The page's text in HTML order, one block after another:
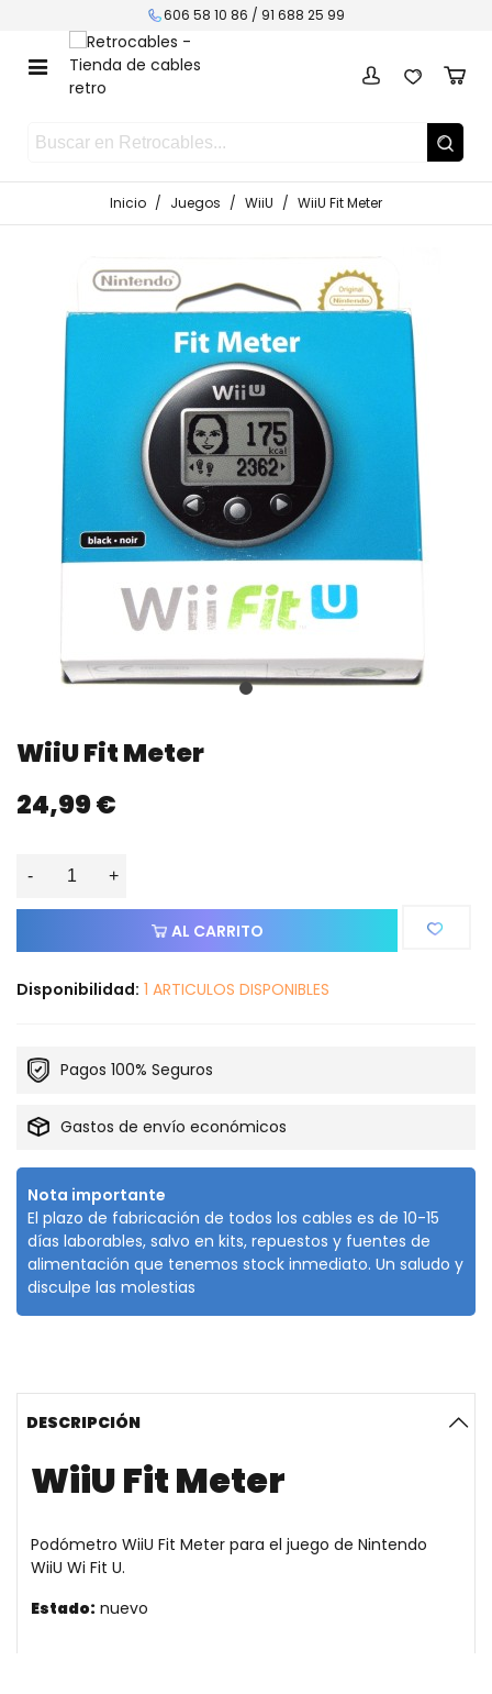
606 58 10 86 / 91 688 25 99
Inicio / Juegos / WiiU / WiiU Fit Meter
WiiU Fit Meter
24,99 €
- +
AL CARRITO
Disponibilidad: 1 ARTICULOS DISPONIBLES
Pagos 100% Seguros
Gastos de envío económicos
Nota importante
El plazo de fabricación de todos los cables es de 10-15
días laborables, salvo en kits, repuestos y fuentes de
alimentación que tenemos stock inmediato. Un saludo y
disculpe las molestias
DESCRIPCIÓN
WiiU Fit Meter
Podómetro WiiU Fit Meter para el juego de Nintendo
WiiU Wi Fit U.
Estado: nuevo